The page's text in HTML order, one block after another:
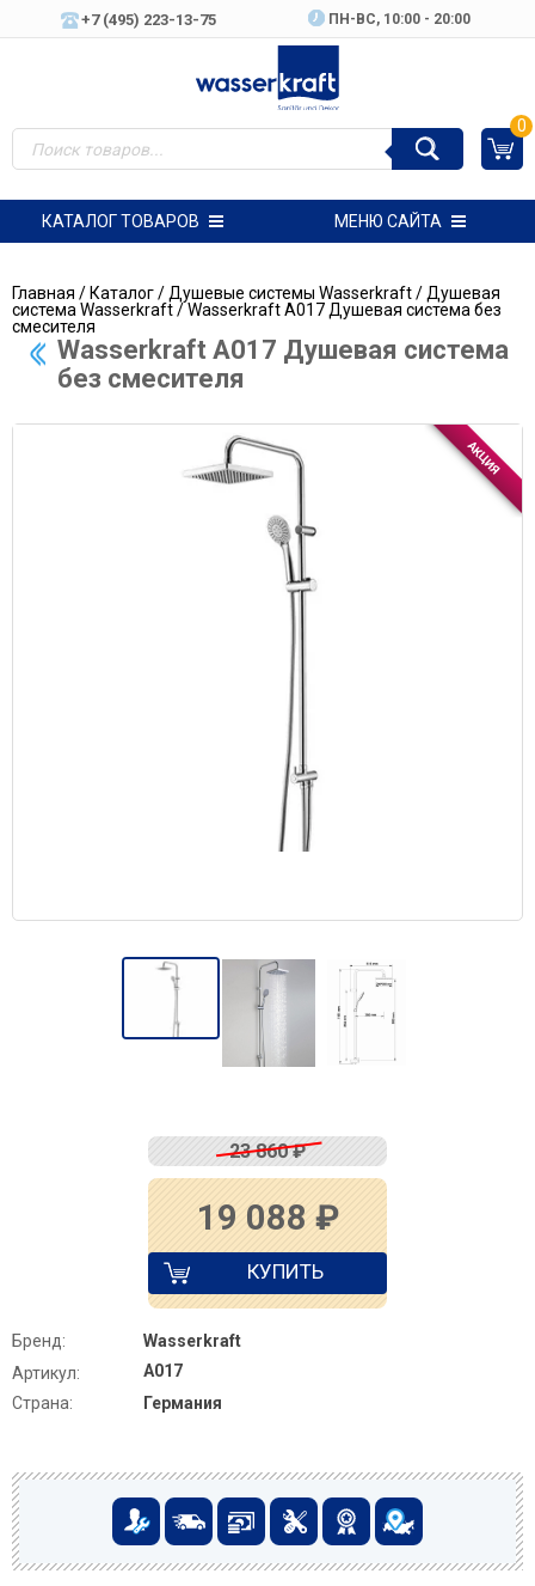
+7 (495) 223-13-75 ПН-ВC, 10:00 - 20:00
0
КАТАЛОГ ТОВАРОВ МЕНЮ САЙТА
Главная /Каталог/ Душевые системы Wasserkraft/ Душевая
система Wasserkraft/ Wasserkraft A017 Душевая система без
смесителя
Wasserkraft A017 Душевая система
без смесителя
23 860₽
19 088 ₽
КУПИТЬ
Бренд:
Wasserkraft
Артикул:
A017
Страна:
Германия